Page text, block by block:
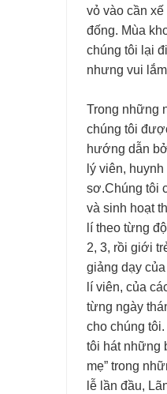
vỏ vào cần
đống. Mùa
chúng tôi lại
nhưng vui
Trong những
chúng tôi
hướng dẫn
lý viên,
sơ.Chúng tôi
và sinh hoạt
lí theo từng
2, 3, rồi giới
giảng dạy
lí viên, của
từng ngày
cho chúng
tôi hát những
mẹ” trong
lễ lần đầu,